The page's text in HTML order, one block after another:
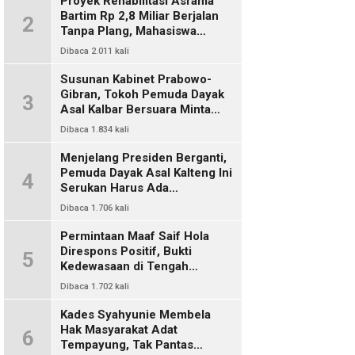
2
Bartim Rp 2,8 Miliar Berjalan
Tanpa Plang, Mahasiswa
Pertanyakan Transparansi
Dibaca 2.011 kali
3
Susunan Kabinet Prabowo-
Gibran, Tokoh Pemuda Dayak
Asal Kalbar Bersuara Minta
Harus Ada Representasi Dari
Dibaca 1.834 kali
4
Menjelang Presiden Berganti,
Pemuda Dayak Asal Kalteng Ini
Serukan Harus Ada
Keterwakilan Bangsa Dayak
Dibaca 1.706 kali
5
Permintaan Maaf Saif Hola
Direspons Positif, Bukti
Kedewasaan di Tengah
Polemik Konten
Dibaca 1.702 kali
6
Kades Syahyunie Membela
Hak Masyarakat Adat
Tempayung, Tak Pantas